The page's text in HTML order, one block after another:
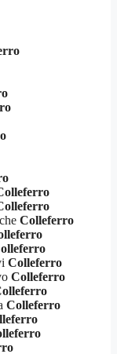
Colleferro
Colleferro
Colleferro
Colleferro